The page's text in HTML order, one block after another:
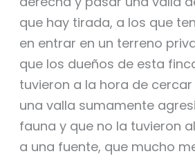
que hay tirada, a los que
en entrar en un terreno
que los dueños de esta
tuvieron a la hora de
una valla sumamente
fauna y que no la tuvieron
a una fuente, que mucho